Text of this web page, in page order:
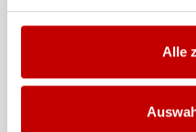
Alle
Weitere Beiträge
09. Juni 2026